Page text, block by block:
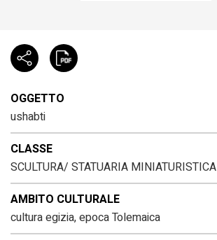
OGGETTO
ushabti
CLASSE
SCULTURA/ STATUARIA MINIATURISTICA
AMBITO CULTURALE
cultura egizia, epoca Tolemaica